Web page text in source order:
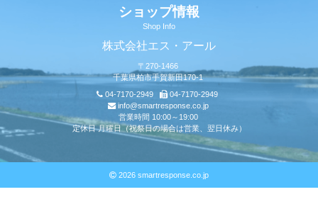
ショップ情報
Shop Info
株式会社エス・アール
〒270-1466
千葉県柏市手賀新田170-1
04-7170-2949
04-7170-2949
info@smartresponse.co.jp
営業時間 10:00～19:00
定休日 月曜日（祝祭日の場合は営業、翌日休み）
2026 smartresponse.co.jp